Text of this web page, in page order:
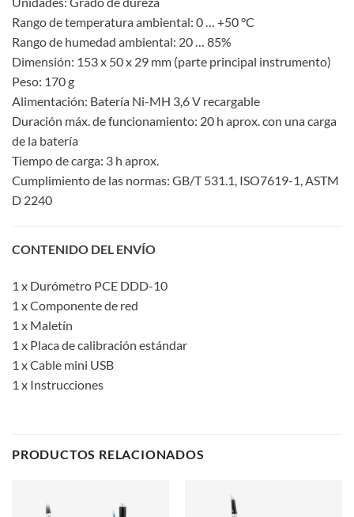
Rango de temperatura ambiental: 0 … +50 °C
Rango de humedad ambiental: 20 … 85%
Dimensión: 153 x 50 x 29 mm (parte principal instrumento)
Peso: 170 g
Alimentación: Batería Ni-MH 3,6 V recargable
Duración máx. de funcionamiento: 20 h aprox. con una carga
de la batería
Tiempo de carga: 3 h aprox.
Cumplimiento de las normas: GB/T 531.1, ISO7619-1, ASTM
D 2240
CONTENIDO DEL ENVÍO
1 x Durómetro PCE DDD-10
1 x Componente de red
1 x Maletín
1 x Placa de calibración estándar
1 x Cable mini USB
1 x Instrucciones
PRODUCTOS RELACIONADOS